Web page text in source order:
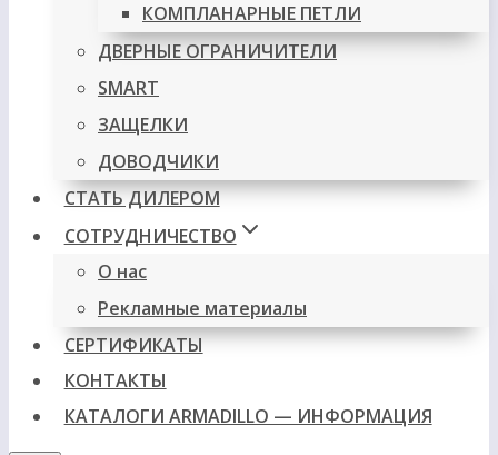
КОМПЛАНАРНЫЕ ПЕТЛИ
ДВЕРНЫЕ ОГРАНИЧИТЕЛИ
SMART
ЗАЩЕЛКИ
ДОВОДЧИКИ
СТАТЬ ДИЛЕРОМ
СОТРУДНИЧЕСТВО
О нас
Рекламные материалы
СЕРТИФИКАТЫ
КОНТАКТЫ
КАТАЛОГИ ARMADILLO — ИНФОРМАЦИЯ